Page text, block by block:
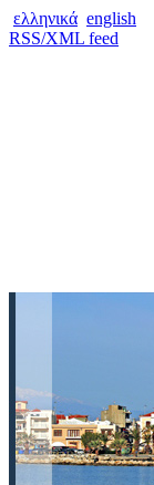
ελληνικά english
RSS/XML feed